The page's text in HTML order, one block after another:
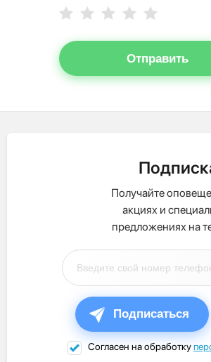
Отправить
Получайте
акциях и
предложениях на
Подписаться
Согласен на обработку